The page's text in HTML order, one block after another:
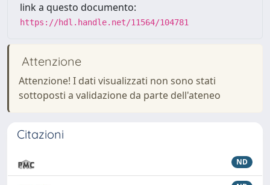
link a questo documento:
https://hdl.handle.net/11564/104781
Attenzione
Attenzione! I dati visualizzati non sono stati
sottoposti a validazione da parte dell'ateneo
Citazioni
ND